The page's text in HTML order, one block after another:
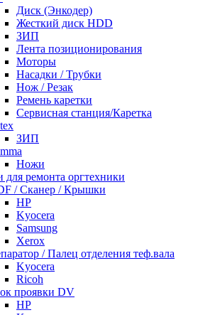
Диск (Энкодер)
Жесткий диск HDD
ЗИП
Лента позиционирования
Моторы
Насадки / Трубки
Нож / Резак
Ремень каретки
Сервисная станция/Каретка
ЗИП
Ножи
для ремонта оргтехники
/ Сканер / Крышки
HP
Kyocera
Samsung
Xerox
/ Палец отделения теф.вала
Kyocera
Ricoh
проявки DV
HP